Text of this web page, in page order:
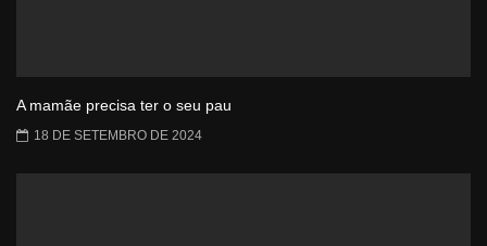
A mamãe precisa ter o seu pau
18 DE SETEMBRO DE 2024